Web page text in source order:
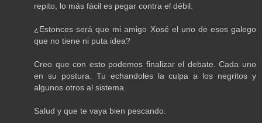
repito, lo más fácil es pegar contra el débil.
¿Estonces será que mi amigo Xosé el uno de esos galego
que no tiene ni puta idea?
Creo que con esto podemos finalizar el debate. Cada uno
en su postura. Tu echandoles la culpa a los negritos y
algunos otros al sistema.
Salud y que te vaya bien pescando.